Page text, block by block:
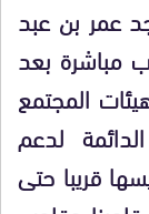
عمر بن عبد
مباشرة بعد
المجتمع
لدعم
قريبا حتى